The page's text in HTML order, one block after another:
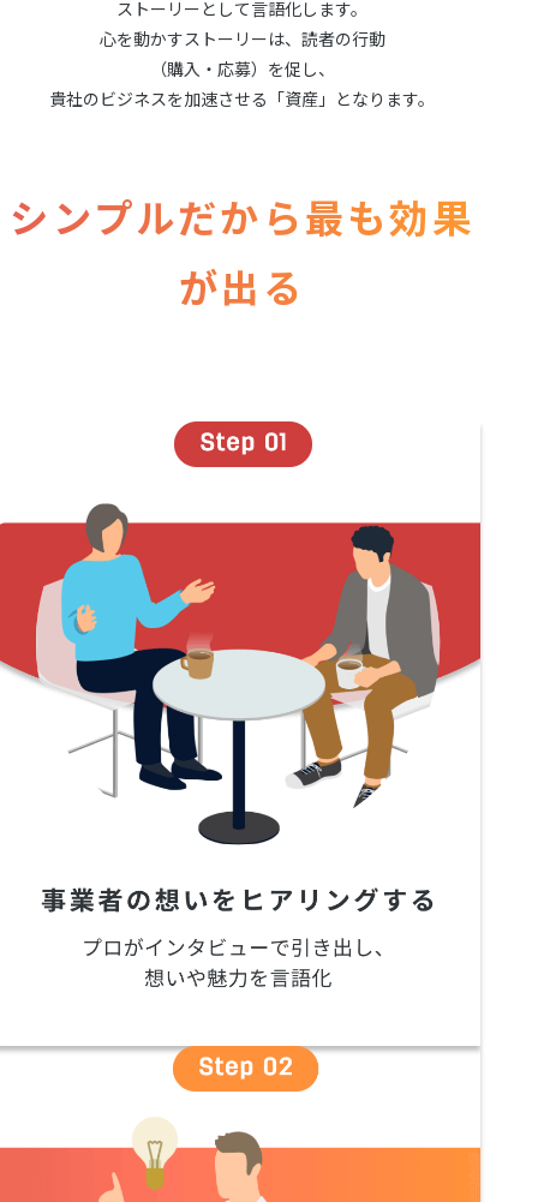
ストーリーとして言語化します。
心を動かすストーリーは、読者の行動
（購入・応募）を促し、
貴社のビジネスを加速させる「資産」となります。
シンプルだから最も効果
が出る